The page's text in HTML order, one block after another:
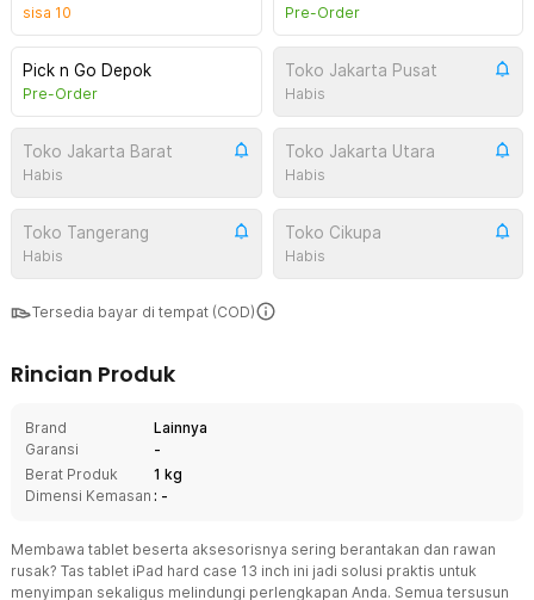
sisa 10 Pre-Order
Pick n Go Depok
Pre-Order
Toko Jakarta Pusat
Habis
Toko Jakarta Barat
Habis
Toko Jakarta Utara
Habis
Toko Tangerang
Habis
Toko Cikupa
Habis
Tersedia bayar di tempat (COD)
Rincian Produk
Brand
Lainnya
Garansi
-
Berat Produk
1 kg
Dimensi Kemasan : -
Membawa tablet beserta aksesorisnya sering berantakan dan rawan
rusak? Tas tablet iPad hard case 13 inch ini jadi solusi praktis untuk
menyimpan sekaligus melindungi perlengkapan Anda. Semua tersusun